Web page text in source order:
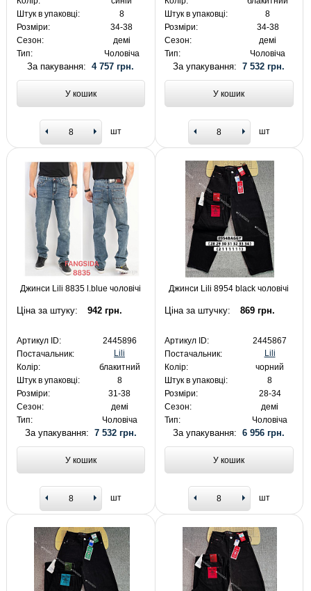
Штук в упаковці:
8
Розміри:
34-38
Сезон:
демі
Тип:
Чоловіча
За пакування:4 757 грн.
У кошик
шт
Штук в упаковці:
8
Розміри:
34-38
Сезон:
демі
Тип:
Чоловіча
За упакування:7 532 грн.
У кошик
шт
Джинси Lili 8835 l.blue чоловічі
Ціна за штуку: 942 грн.
Артикул ID:
2445896
Постачальник:
Lili
Колір:
блакитний
Штук в упаковці:
8
Розміри:
31-38
Сезон:
демі
Тип:
Чоловіча
За упакування: 7 532 грн.
У кошик
шт
Джинси Lili 8954 black чоловічі
Ціна за штучку: 869 грн.
Артикул ID:
2445867
Постачальник:
Lili
Колір:
чорний
Штук в упаковці:
8
Розміри:
28-34
Сезон:
демі
Тип:
Чоловіча
За упакування:6 956 грн.
У кошик
шт